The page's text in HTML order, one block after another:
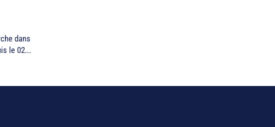
dans
le 02...